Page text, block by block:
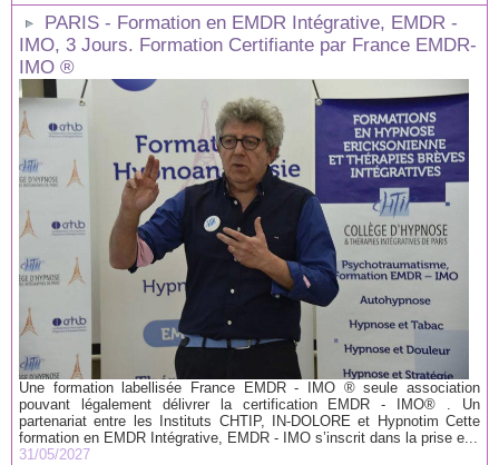
PARIS - Formation en EMDR Intégrative, EMDR -
IMO, 3 Jours. Formation Certifiante par France EMDR-
IMO ®
Une formation labellisée France EMDR - IMO ® seule association
pouvant légalement délivrer la certification EMDR - IMO® . Un
partenariat entre les Instituts CHTIP, IN-DOLORE et Hypnotim Cette
formation en EMDR Intégrative, EMDR - IMO s’inscrit dans la prise e...
31/05/2027